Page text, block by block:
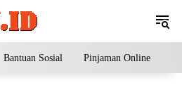
Bantuan Sosial Pinjaman Online